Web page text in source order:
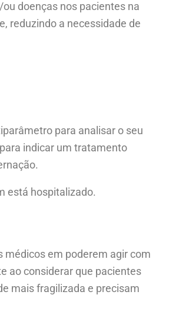
doenças nos pacientes na
reduzindo a necessidade de
para analisar o seu
indicar um tratamento
está hospitalizado.
médicos em poderem agir com
ao considerar que pacientes
mais fragilizada e precisam